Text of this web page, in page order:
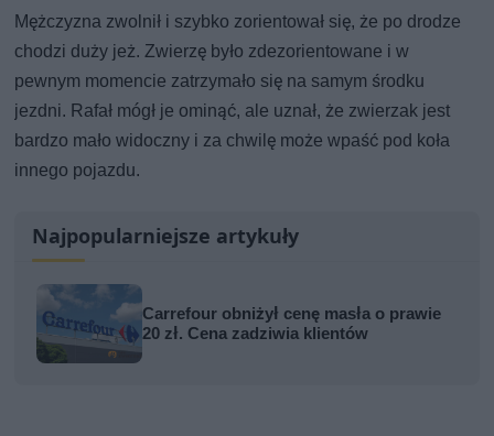
Mężczyzna zwolnił i szybko zorientował się, że po drodze
chodzi duży jeż. Zwierzę było zdezorientowane i w
pewnym momencie zatrzymało się na samym środku
jezdni. Rafał mógł je ominąć, ale uznał, że zwierzak jest
bardzo mało widoczny i za chwilę może wpaść pod koła
innego pojazdu.
Najpopularniejsze artykuły
Carrefour obniżył cenę masła o prawie
20 zł. Cena zadziwia klientów